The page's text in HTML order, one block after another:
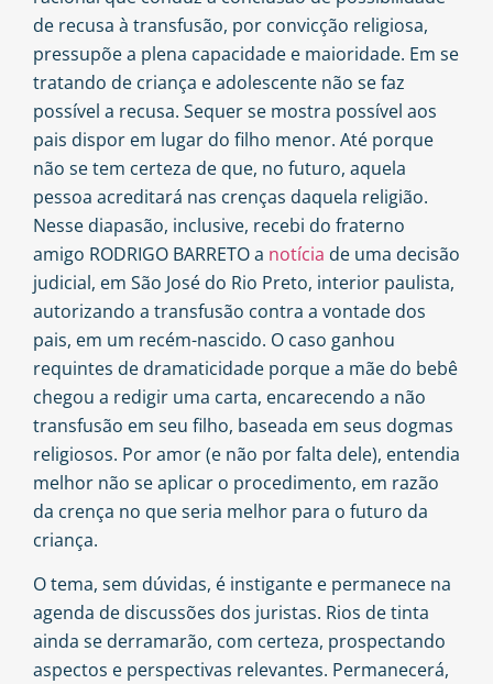
de recusa à transfusão, por convicção religiosa,
pressupõe a plena capacidade e maioridade. Em se
tratando de criança e adolescente não se faz
possível a recusa. Sequer se mostra possível aos
pais dispor em lugar do filho menor. Até porque
não se tem certeza de que, no futuro, aquela
pessoa acreditará nas crenças daquela religião.
Nesse diapasão, inclusive, recebi do fraterno
amigo RODRIGO BARRETO a notícia de uma decisão
judicial, em São José do Rio Preto, interior paulista,
autorizando a transfusão contra a vontade dos
pais, em um recém-nascido. O caso ganhou
requintes de dramaticidade porque a mãe do bebê
chegou a redigir uma carta, encarecendo a não
transfusão em seu filho, baseada em seus dogmas
religiosos. Por amor (e não por falta dele), entendia
melhor não se aplicar o procedimento, em razão
da crença no que seria melhor para o futuro da
criança.
O tema, sem dúvidas, é instigante e permanece na
agenda de discussões dos juristas. Rios de tinta
ainda se derramarão, com certeza, prospectando
aspectos e perspectivas relevantes. Permanecerá,